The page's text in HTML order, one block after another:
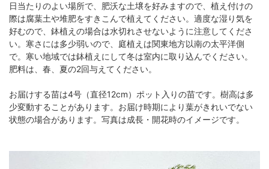
日当たりのよい場所で、肥沃な土壌を好みますので、植え付けの
際は腐葉土や堆肥をすきこんで植えてください。適度な湿り気を
好むので、鉢植えの場合は水切れさせないように注意してくださ
い。寒さには多少弱いので、庭植えは関東地方以南の太平洋側
で。寒い地域では鉢植えにして冬は室内に取り込んでください。
肥料は、春、夏の2回与えてください。
お届けする苗は4号（直径12cm）ポット入りの苗です。樹高は多
少変動することがあります。お届け時期により葉がきれいでない
状態の場合があります。写真は成長・開花時のイメージです。